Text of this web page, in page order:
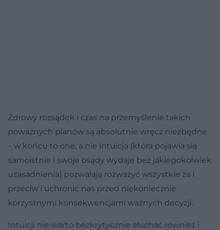
Zdrowy rozsądek i czas na przemyślenie takich
poważnych planów są absolutnie wręcz niezbędne
– w końcu to one, a nie intuicja (która pojawia się
samoistnie i swoje osądy wydaje bez jakiegokolwiek
uzasadnienia) pozwalają rozważyć wszystkie za i
przeciw i uchronić nas przed niekoniecznie
korzystnymi konsekwencjami ważnych decyzji.
Intuicji nie warto bezkrytycznie słuchać również i